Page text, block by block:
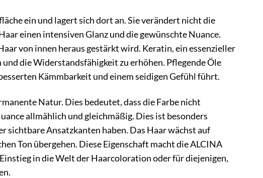
ein und lagert sich dort an. Sie verändert nicht die
einen intensiven Glanz und die gewünschte Nuance.
von innen heraus gestärkt wird. Keratin, ein essenzieller
die Widerstandsfähigkeit zu erhöhen. Pflegende Öle
Kämmbarkeit und einem seidigen Gefühl führt.
Natur. Dies bedeutet, dass die Farbe nicht
allmählich und gleichmäßig. Dies ist besonders
Ansatzkanten haben. Das Haar wächst auf
Ton übergehen. Diese Eigenschaft macht die ALCINA
in die Welt der Haarcoloration oder für diejenigen,